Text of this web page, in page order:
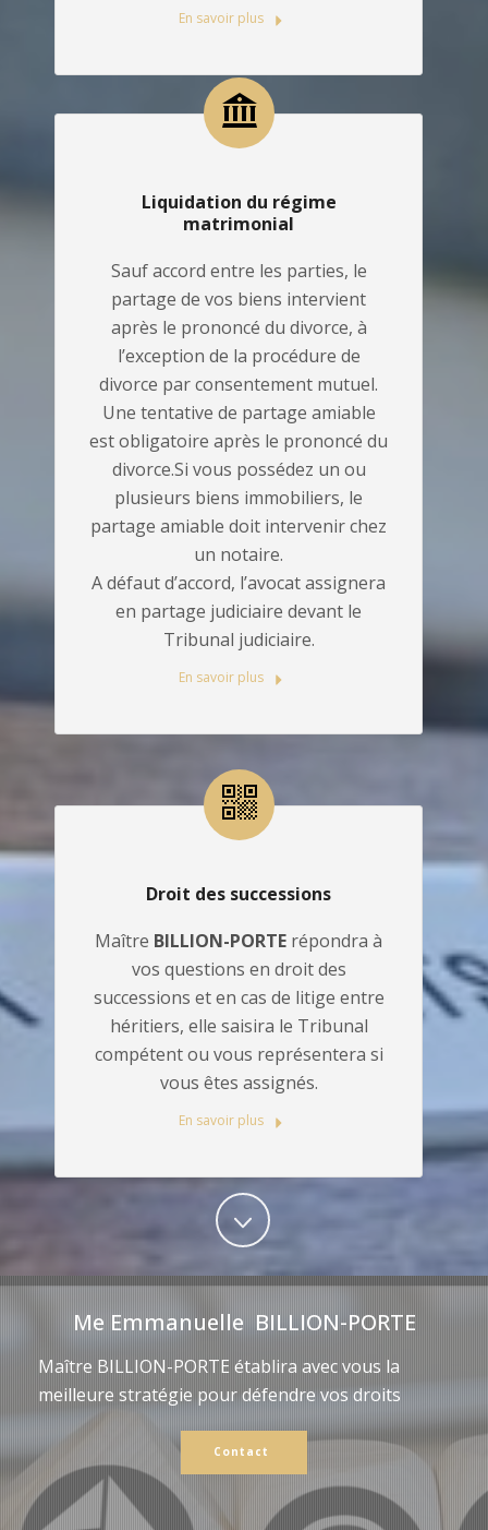
En savoir plus
Liquidation du régime
matrimonial
Sauf accord entre les parties, le
partage de vos biens intervient
après le prononcé du divorce, à
l’exception de la procédure de
divorce par consentement mutuel.
Une tentative de partage amiable
est obligatoire après le prononcé du
divorce.Si vous possédez un ou
plusieurs biens immobiliers, le
partage amiable doit intervenir chez
un notaire.
A défaut d’accord, l’avocat assignera
en partage judiciaire devant le
Tribunal judiciaire.
En savoir plus
Droit des successions
Maître BILLION-PORTE répondra à
vos questions en droit des
successions et en cas de litige entre
héritiers, elle saisira le Tribunal
compétent ou vous représentera si
vous êtes assignés.
En savoir plus
Me Emmanuelle BILLION-PORTE
Maître BILLION-PORTE établira avec vous la
meilleure stratégie pour défendre vos droits
Contact